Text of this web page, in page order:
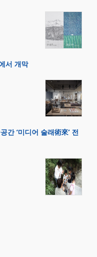
서 개막
간 ‘미디어 술래術來’ 전